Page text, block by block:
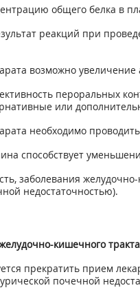
общего белка в
реакций при
возможно
пероральных
или
необходимо
способствует
заболевания
недостаточностью).
кишечного
прекратить прием
почечной